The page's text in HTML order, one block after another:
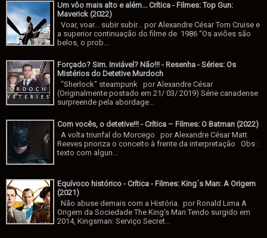
Um vôo mais alto e além... Crítica - Filmes: Top Gun:
Maverick (2022)
Voar, voar... subir subir... por Alexandre César Tom Cruise e
a superior continuação do filme de 1986 “Os aviões são
belos, o prob...
Forçado? Sim. Inviável? Não!!! - Resenha - Séries: Os
Mistérios do Detetive Murdoch
"Sherlock" steampunk por Alexandre César
(Originalmente postado em 21/ 03/ 2019) Série canadense
surpreende pela abordage...
Com vocês, o detetive!!! - Crítica – Filmes: O Batman (2022)
A volta triunfal do Morcego por Alexandre César Matt
Reeves prioriza o conceito à frente da interpretação Obs :
texto com algun...
Equívoco histórico - Crítica - Filmes: King´s Man: A Origem
(2021)
Não abuse demais com a História. por Ronald Lima A
Origem da Sociedade The King's Man Tendo surgido em
2014, Kingsman: Serviço Secret...